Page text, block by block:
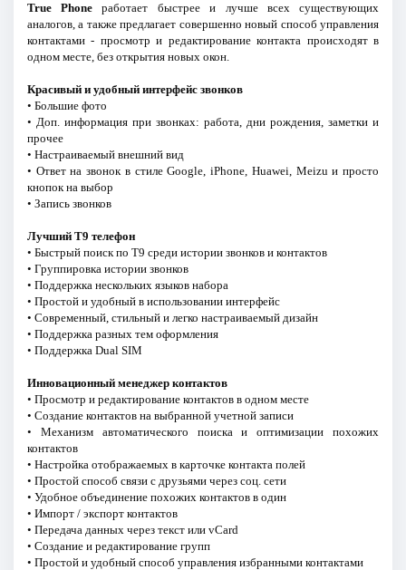
True Phone работает быстрее и лучше всех существующих
аналогов, а также предлагает совершенно новый способ управления
контактами - просмотр и редактирование контакта происходят в
одном месте, без открытия новых окон.
Красивый и удобный интерфейс звонков
• Большие фото
• Доп. информация при звонках: работа, дни рождения, заметки и
прочее
• Настраиваемый внешний вид
• Ответ на звонок в стиле Google, iPhone, Huawei, Meizu и просто
кнопок на выбор
• Запись звонков
Лучший T9 телефон
• Быстрый поиск по T9 среди истории звонков и контактов
• Группировка истории звонков
• Поддержка нескольких языков набора
• Простой и удобный в использовании интерфейс
• Современный, стильный и легко настраиваемый дизайн
• Поддержка разных тем оформления
• Поддержка Dual SIM
Инновационный менеджер контактов
• Просмотр и редактирование контактов в одном месте
• Создание контактов на выбранной учетной записи
• Механизм автоматического поиска и оптимизации похожих
контактов
• Настройка отображаемых в карточке контакта полей
• Простой способ связи с друзьями через соц. сети
• Удобное объединение похожих контактов в один
• Импорт / экспорт контактов
• Передача данных через текст или vCard
• Создание и редактирование групп
• Простой и удобный способ управления избранными контактами